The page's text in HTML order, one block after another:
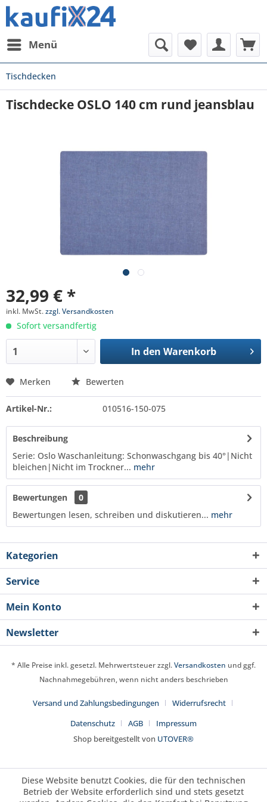
Menü
Tischdecken
Tischdecke OSLO 140 cm rund jeansblau
32,99 € *
inkl. MwSt.zzgl. Versandkosten
Sofort versandfertig
In den Warenkorb
Merken Bewerten
Artikel-Nr.: 010516-150-075
Beschreibung
Serie: Oslo Waschanleitung: Schonwaschgang bis 40°|Nicht
bleichen|Nicht im Trockner... mehr
Bewertungen
0
Bewertungen lesen, schreiben und diskutieren... mehr
Kategorien
Service
Mein Konto
Newsletter
* Alle Preise inkl. gesetzl. Mehrwertsteuer zzgl.Versandkosten und ggf.
Nachnahmegebühren, wenn nicht anders beschrieben
Versand und Zahlungsbedingungen
Widerrufsrecht
Datenschutz
AGB
Impressum
Shop bereitgestellt von UTOVER®
Diese Website benutzt Cookies, die für den technischen
Betrieb der Website erforderlich sind und stets gesetzt